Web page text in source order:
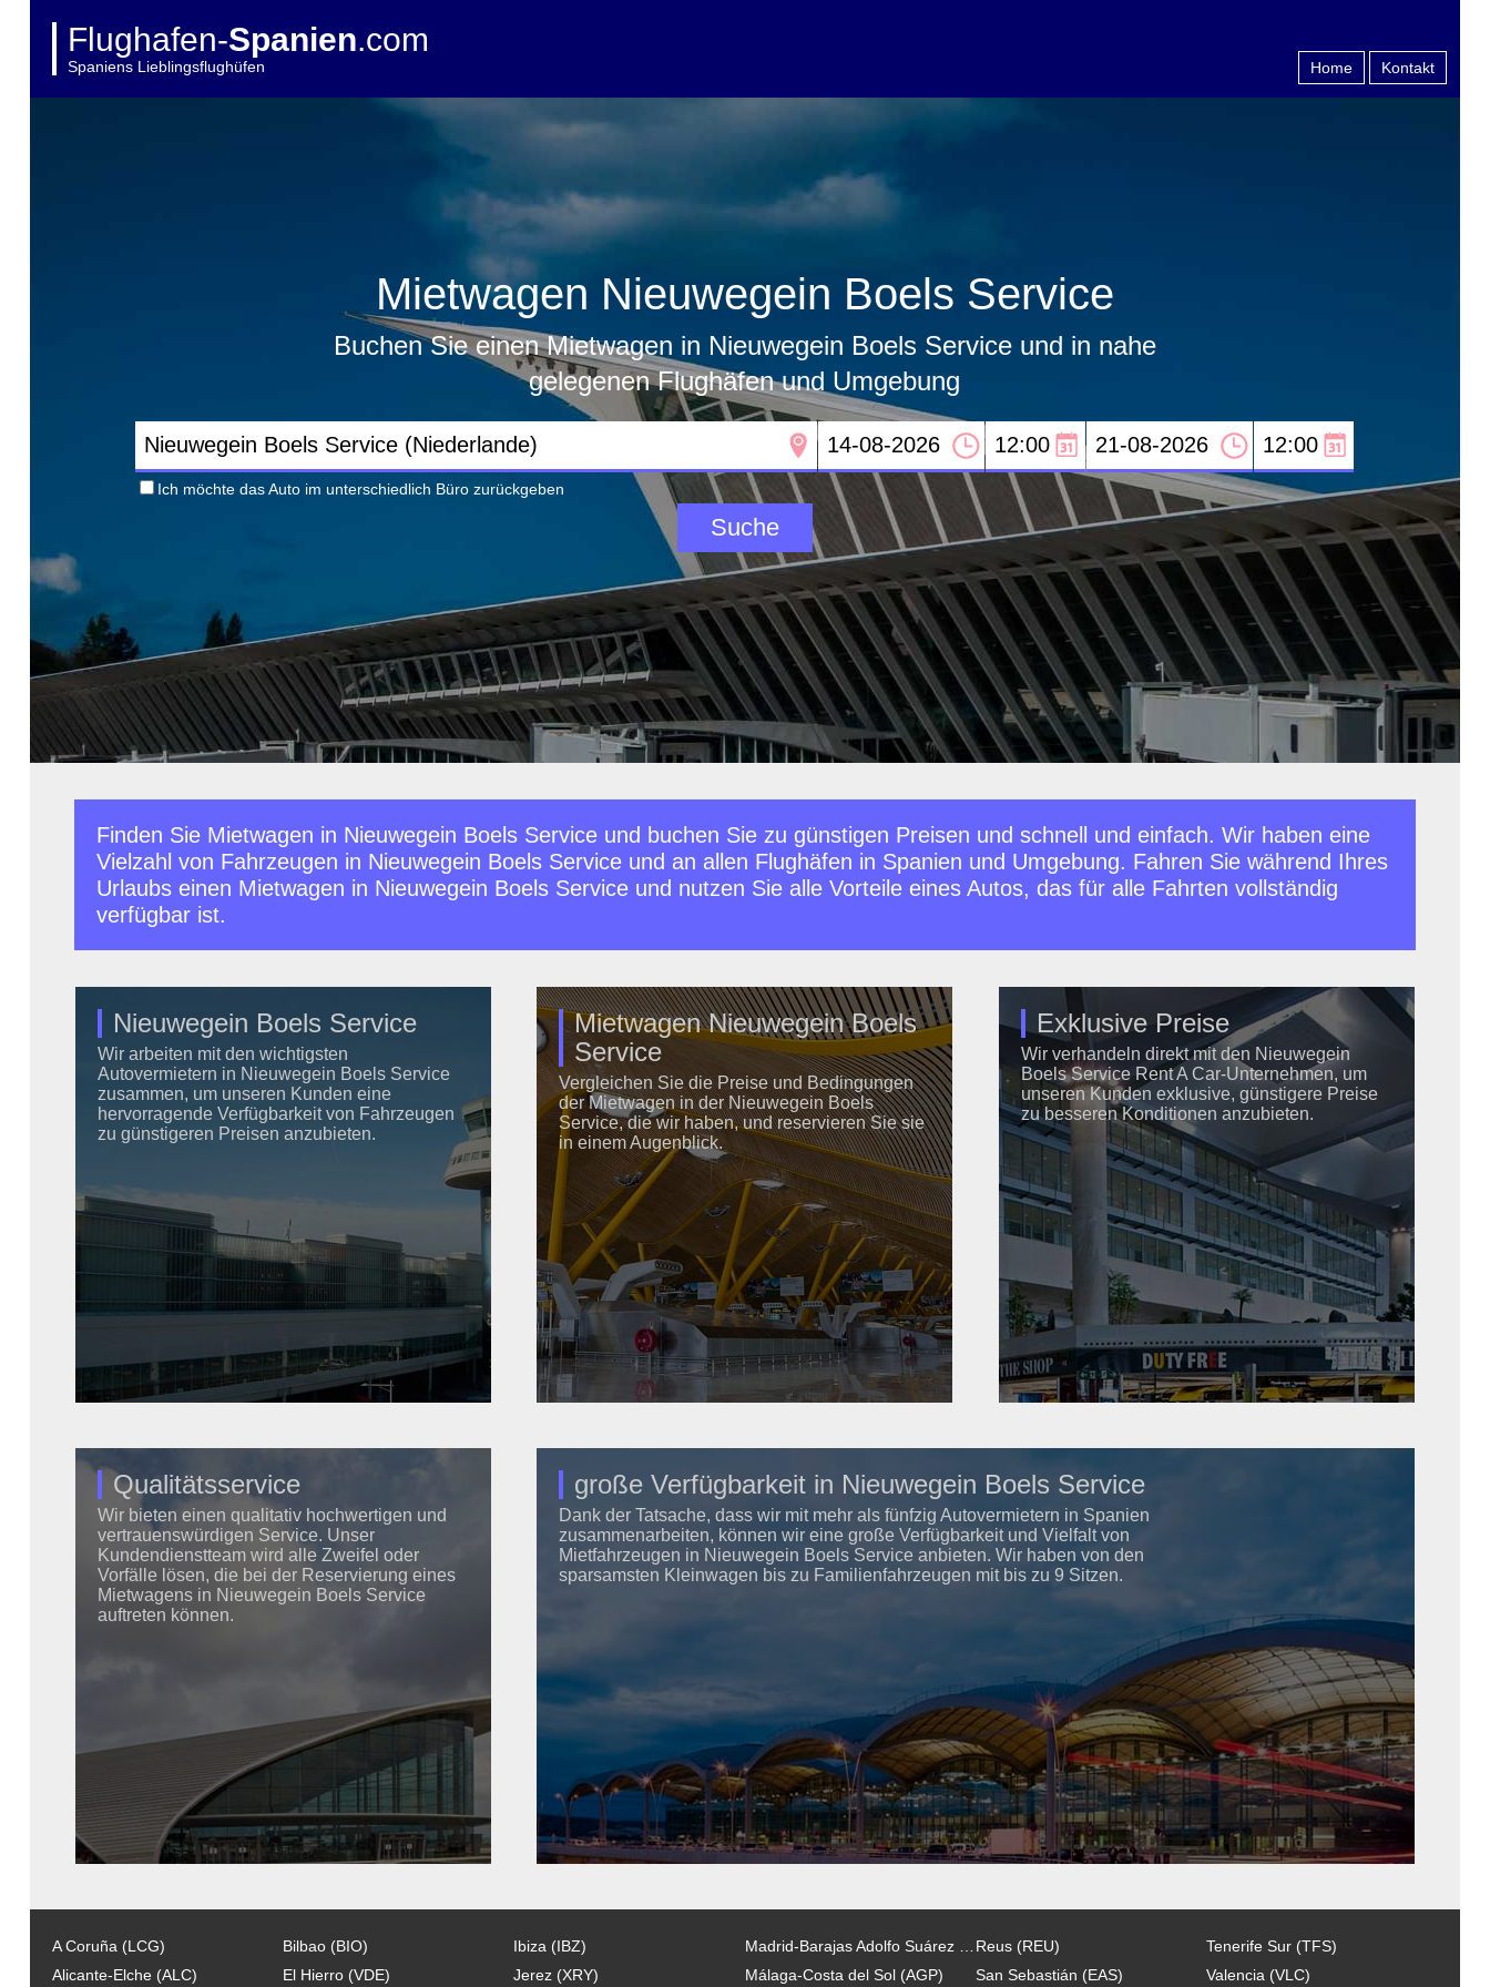
Flughafen-Spanien.com
Spaniens Lieblingsflughüfen Home Kontakt
Mietwagen Nieuwegein Boels Service
Buchen Sie einen Mietwagen in Nieuwegein Boels Service und in nahe
gelegenen Flughäfen und Umgebung
Ich möchte das Auto im unterschiedlich Büro zurückgeben
Finden Sie Mietwagen in Nieuwegein Boels Service und buchen Sie zu günstigen Preisen und schnell und einfach. Wir haben eine
Vielzahl von Fahrzeugen in Nieuwegein Boels Service und an allen Flughäfen in Spanien und Umgebung. Fahren Sie während Ihres
Urlaubs einen Mietwagen in Nieuwegein Boels Service und nutzen Sie alle Vorteile eines Autos, das für alle Fahrten vollständig
verfügbar ist.
Nieuwegein Boels Service
Wir arbeiten mit den wichtigsten
Autovermietern in Nieuwegein Boels Service
zusammen, um unseren Kunden eine
hervorragende Verfügbarkeit von Fahrzeugen
zu günstigeren Preisen anzubieten.
Mietwagen Nieuwegein Boels
Service
Vergleichen Sie die Preise und Bedingungen
der Mietwagen in der Nieuwegein Boels
Service, die wir haben, und reservieren Sie sie
in einem Augenblick.
Exklusive Preise
Wir verhandeln direkt mit den Nieuwegein
Boels Service Rent A Car-Unternehmen, um
unseren Kunden exklusive, günstigere Preise
zu besseren Konditionen anzubieten.
Qualitätsservice
Wir bieten einen qualitativ hochwertigen und
vertrauenswürdigen Service. Unser
Kundendienstteam wird alle Zweifel oder
Vorfälle lösen, die bei der Reservierung eines
Mietwagens in Nieuwegein Boels Service
auftreten können.
große Verfügbarkeit in Nieuwegein Boels Service
Dank der Tatsache, dass wir mit mehr als fünfzig Autovermietern in Spanien
zusammenarbeiten, können wir eine große Verfügbarkeit und Vielfalt von
Mietfahrzeugen in Nieuwegein Boels Service anbieten. Wir haben von den
sparsamsten Kleinwagen bis zu Familienfahrzeugen mit bis zu 9 Sitzen.
A Coruña (LCG)
Alicante-Elche (ALC)
Bilbao (BIO)
El Hierro (VDE)
Ibiza (IBZ)
Jerez (XRY)
Málaga-Costa del Sol (AGP)
Reus (REU)
San Sebastián (EAS)
Tenerife Sur (TFS)
Valencia (VLC)